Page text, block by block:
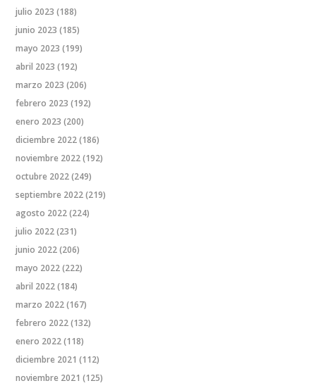
julio 2023 (188)
junio 2023 (185)
mayo 2023 (199)
abril 2023 (192)
marzo 2023 (206)
febrero 2023 (192)
enero 2023 (200)
diciembre 2022(186)
noviembre 2022(192)
octubre 2022(249)
septiembre 2022(219)
agosto 2022(224)
julio 2022(231)
junio 2022(206)
mayo 2022(222)
abril 2022(184)
marzo 2022(167)
febrero 2022(132)
enero 2022(118)
diciembre 2021 (112)
noviembre 2021 (125)